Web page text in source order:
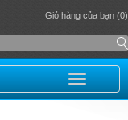
Giỏ hàng của bạn (0)